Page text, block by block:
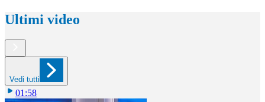
Ultimi video
Vedi tutti
01:58